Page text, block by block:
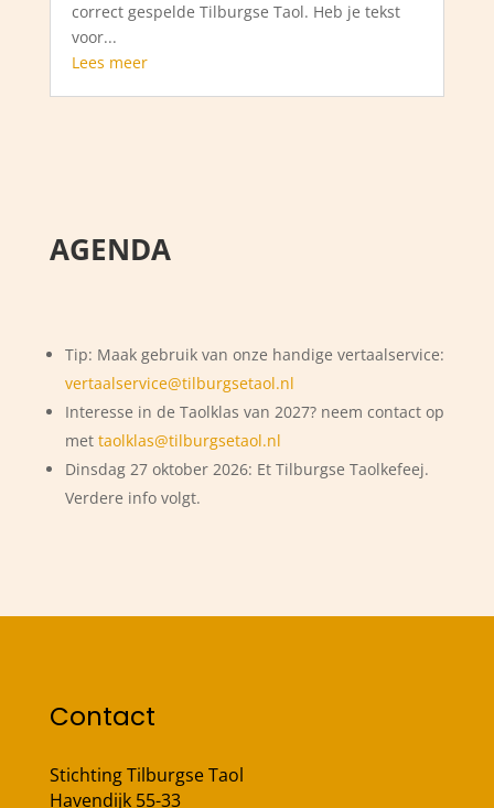
correct gespelde Tilburgse Taol. Heb je tekst
voor...
Lees meer
AGENDA
Tip: Maak gebruik van onze handige vertaalservice:
vertaalservice@tilburgsetaol.nl
Interesse in de Taolklas van 2027? neem contact op
met taolklas@tilburgsetaol.nl
Dinsdag 27 oktober 2026: Et Tilburgse Taolkefeej.
Verdere info volgt.
Contact
Stichting Tilburgse Taol
Havendijk 55-33